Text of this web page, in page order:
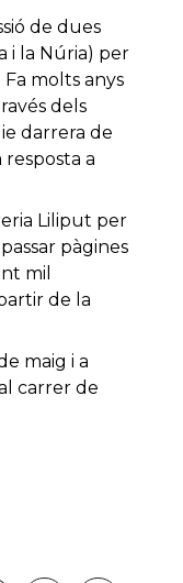
de dues
i la Núria) per
molts anys
dels
darrera de
a
Liliput per
pàgines
mil
de la
maig i a
carrer de